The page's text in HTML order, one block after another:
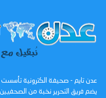
يضم فريق التحرير نخبة من